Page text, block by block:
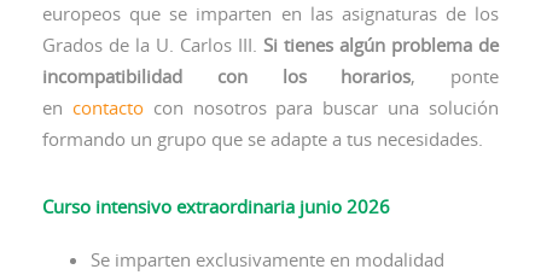
europeos que se imparten en las asignaturas de los
Grados de la U. Carlos III. Si tienes algún problema de
incompatibilidad con los horarios, ponte
en contactocon nosotros para buscar una solución
formando un grupo que se adapte a tus necesidades.
Curso intensivo extraordinaria junio 2026
Se imparten exclusivamente en modalidad